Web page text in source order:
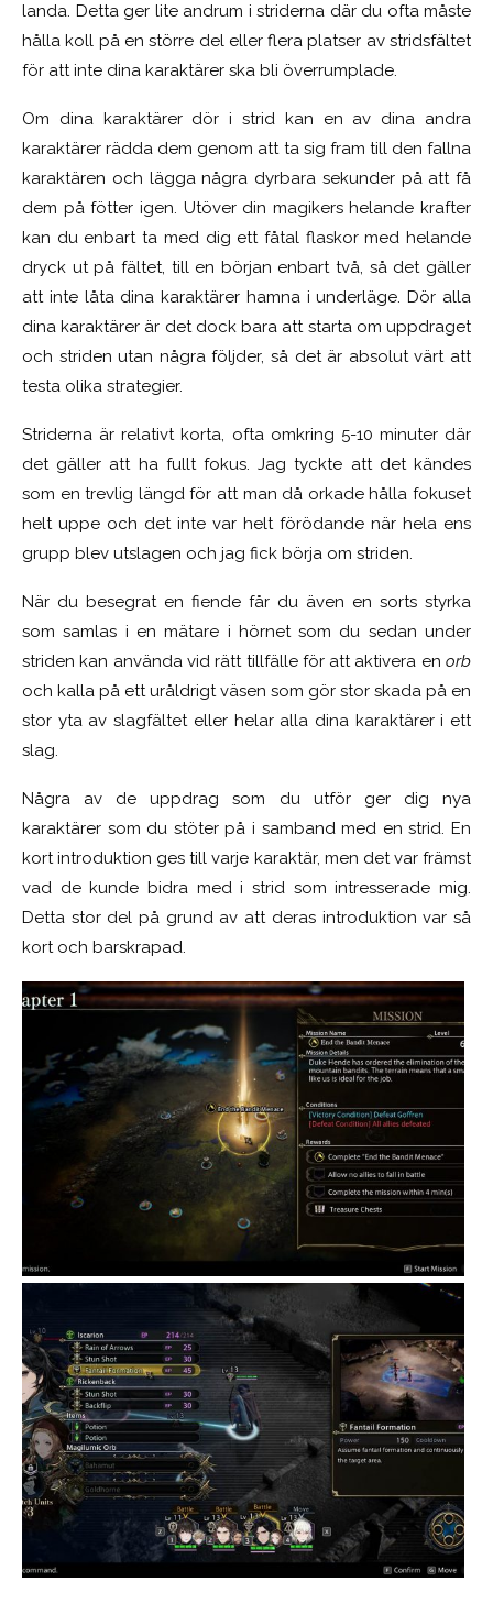
landa. Detta ger lite andrum i striderna där du ofta måste
hålla koll på en större del eller flera platser av stridsfältet
för att inte dina karaktärer ska bli överrumplade.
Om dina karaktärer dör i strid kan en av dina andra
karaktärer rädda dem genom att ta sig fram till den fallna
karaktären och lägga några dyrbara sekunder på att få
dem på fötter igen. Utöver din magikers helande krafter
kan du enbart ta med dig ett fåtal flaskor med helande
dryck ut på fältet, till en början enbart två, så det gäller
att inte låta dina karaktärer hamna i underläge. Dör alla
dina karaktärer är det dock bara att starta om uppdraget
och striden utan några följder, så det är absolut värt att
testa olika strategier.
Striderna är relativt korta, ofta omkring 5-10 minuter där
det gäller att ha fullt fokus. Jag tyckte att det kändes
som en trevlig längd för att man då orkade hålla fokuset
helt uppe och det inte var helt förödande när hela ens
grupp blev utslagen och jag fick börja om striden.
När du besegrat en fiende får du även en sorts styrka
som samlas i en mätare i hörnet som du sedan under
striden kan använda vid rätt tillfälle för att aktivera en orb
och kalla på ett uråldrigt väsen som gör stor skada på en
stor yta av slagfältet eller helar alla dina karaktärer i ett
slag.
Några av de uppdrag som du utför ger dig nya
karaktärer som du stöter på i samband med en strid. En
kort introduktion ges till varje karaktär, men det var främst
vad de kunde bidra med i strid som intresserade mig.
Detta stor del på grund av att deras introduktion var så
kort och barskrapad.